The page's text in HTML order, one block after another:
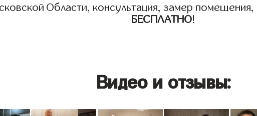
Области, консультация, замер помещения,
БЕСПЛАТНО!
Видео и отзывы: